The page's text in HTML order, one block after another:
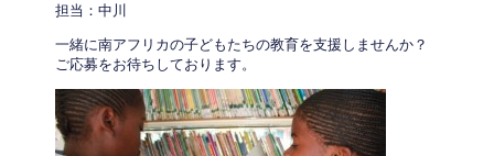
担当：中川
一緒に南アフリカの子どもたちの教育を支援しませんか？
ご応募をお待ちしております。